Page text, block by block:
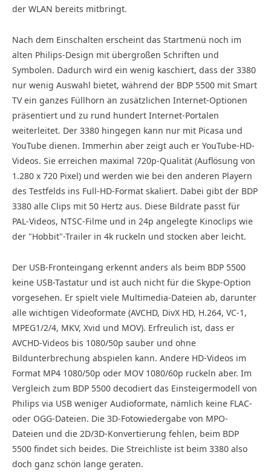
der WLAN bereits mitbringt.
Nach dem Einschalten erscheint das Start­menü noch im
alten Philips-Design mit übergroßen Schriften und
Symbolen. Dadurch wird ein wenig kaschiert, dass der 3380
nur wenig Auswahl bietet, während der BDP 5500 mit Smart
TV ein ganzes Füllhorn an zusätzlichen Internet-Optionen
präsentiert und zu rund hundert Internet-Portalen
weiterleitet. Der 3380 hingegen kann nur mit Picasa und
YouTube dienen. Immerhin aber zeigt auch er YouTube-HD-
Videos. Sie erreichen maximal 720p-Qualität (Auflösung von
1.280 x 720 Pixel) und werden wie bei den anderen Playern
des Testfelds ins Full-HD-Format skaliert. Dabei gibt der BDP
3380 alle Clips mit 50 Hertz aus. Diese Bildrate passt für
PAL-Videos, NTSC-Filme und in 24p angelegte Kinoclips wie
der "Hobbit"-Trailer in 4k ruckeln und stocken aber leicht.
Der USB-Fronteingang erkennt anders als beim BDP 5500
keine USB-Tastatur und ist auch nicht für die Skype-Option
vorgesehen. Er spielt viele Multimedia-Dateien ab, darunter
alle wichtigen Videoformate (AVCHD, DivX HD, H.264, VC-1,
MPEG1/2/4, MKV, Xvid und MOV). Erfreulich ist, dass er
AVCHD-Videos bis 1080/50p sauber und ohne
Bildunterbrechung abspielen kann. Andere HD-Videos im
Format MP4 1080/50p oder MOV 1080/60p ruckeln aber. Im
Vergleich zum BDP 5500 decodiert das Einsteigermodell von
Philips via USB weniger Audioformate, nämlich keine FLAC-
oder OGG-Dateien. Die 3D-Fotowiedergabe von MPO-
Dateien und die 2D/3D-Konvertierung fehlen, beim BDP
5500 findet sich beides. Die Streichliste ist beim 3380 also
doch ganz schön lange geraten.